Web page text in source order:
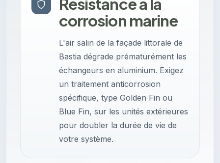
Résistance à la
corrosion marine
L'air salin de la façade littorale de
Bastia dégrade prématurément les
échangeurs en aluminium. Exigez
un traitement anticorrosion
spécifique, type Golden Fin ou
Blue Fin, sur les unités extérieures
pour doubler la durée de vie de
votre système.